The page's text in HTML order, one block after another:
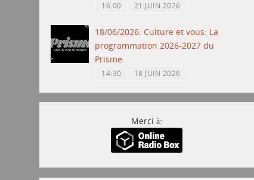
16:00 21 JUIN 2026
18/06/2026: Culture et vous: La
programmation 2026-2027 du
Prisme.
14:30 18 JUIN 2026
Merci à: